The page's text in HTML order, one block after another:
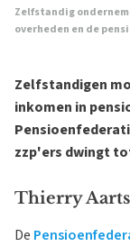
Zelfstandig
overheden en de
Zelfstandigen
inkomen in
zzp'ers dwingt
Thierry
De